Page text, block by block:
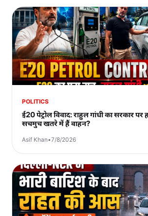
POLITICS
ई20 पेट्रोल विवाद: राहुल गांधी का सरकार पर
सचमुच खतरे में हैं वाहन?
Asif Khan•7/8/2026